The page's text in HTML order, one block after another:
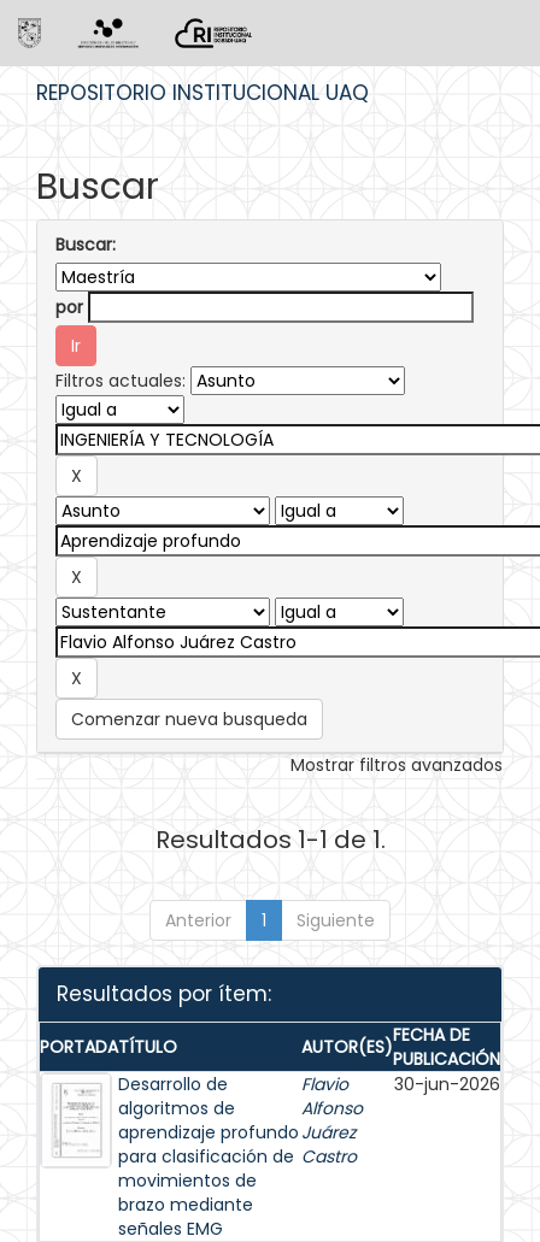
REPOSITORIO INSTITUCIONAL UAQ
Buscar
Buscar:
por
Filtros actuales:
Comenzar nueva busqueda
Mostrar filtros avanzados
Resultados 1-1 de 1.
Anterior 1 Siguiente
Resultados por ítem:
PORTADATÍTULO AUTOR(ES)FECHA DE
PUBLICACIÓN
Desarrollo de
algoritmos de
aprendizaje profundo
para clasificación de
movimientos de
brazo mediante
señales EMG
Flavio
Alfonso
Juárez
Castro
30-jun-2026